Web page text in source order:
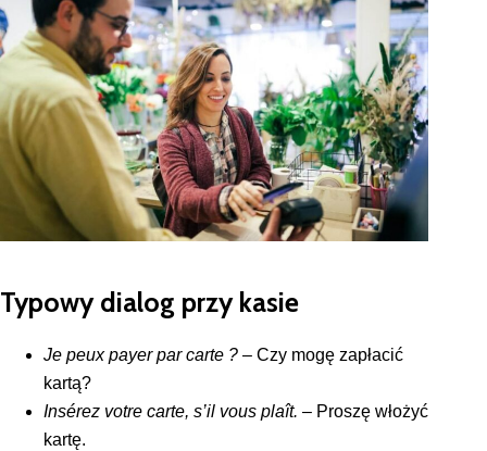
Typowy dialog przy kasie
Je peux payer par carte ? – Czy mogę zapłacić
kartą?
Insérez votre carte, s’il vous plaît. – Proszę włożyć
kartę.